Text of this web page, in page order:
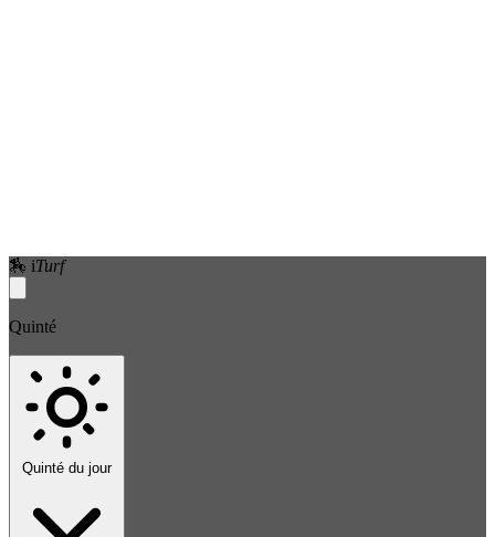
🏇 iTurf
Quinté
Quinté du jour